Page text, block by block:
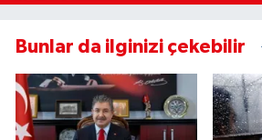
Bunlar da ilginizi çekebilir